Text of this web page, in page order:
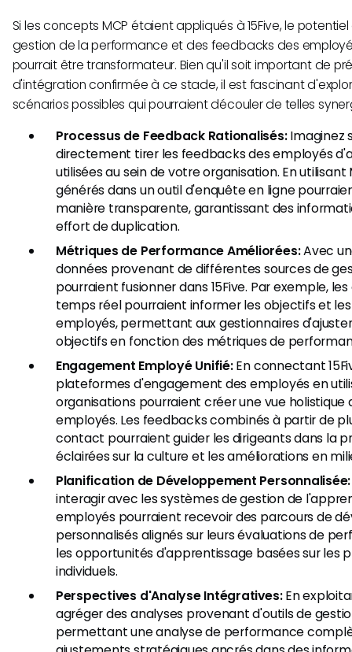
Si les concepts MCP étaient appliqués à 15Five, le
gestion de la performance et des feedbacks des
pourrait être transformateur. Bien qu'il soit important de
d'intégration confirmée à ce stade, il est fascinant
scénarios possibles qui pourraient découler de telles
Processus de Feedback Rationalisés:Imaginez
directement tirer les feedbacks des employés
utilisées au sein de votre organisation. En utilisant
générés dans un outil d'enquête en ligne
manière transparente, garantissant des
effort de duplication.
Métriques de Performance Améliorées:Avec
données provenant de différentes sources de
pourraient fusionner dans 15Five. Par exemple,
temps réel pourraient informer les objectifs et
employés, permettant aux gestionnaires
objectifs en fonction des métriques de
Engagement Employé Unifié:En connectant
plateformes d'engagement des employés en
organisations pourraient créer une vue holistique
employés. Les feedbacks combinés à partir de
contact pourraient guider les dirigeants dans la
éclairées sur la culture et les améliorations en
Planification de Développement Personnalisée:
interagir avec les systèmes de gestion de
employés pourraient recevoir des parcours de
personnalisés alignés sur leurs évaluations de
les opportunités d'apprentissage basées sur les
individuels.
Perspectives d'Analyse Intégratives:En
agréger des analyses provenant d'outils de
permettant une analyse de performance